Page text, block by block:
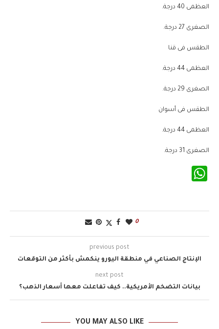
العظمى 40 درجة.
الصغرى 27 درجة.
الطقس فى قنا
العظمى 44 درجة.
الصغرى 29 درجة.
الطقس فى أسوان
العظمى 44 درجة.
الصغرى 31 درجة.
0
previous post
الإنتاج الصناعي في منطقة اليورو ينكمش بأكثر من التوقعات
next post
بيانات التضخم الأمريكية.. كيف تفاعلت معها أسعار الذهب؟
YOU MAY ALSO LIKE